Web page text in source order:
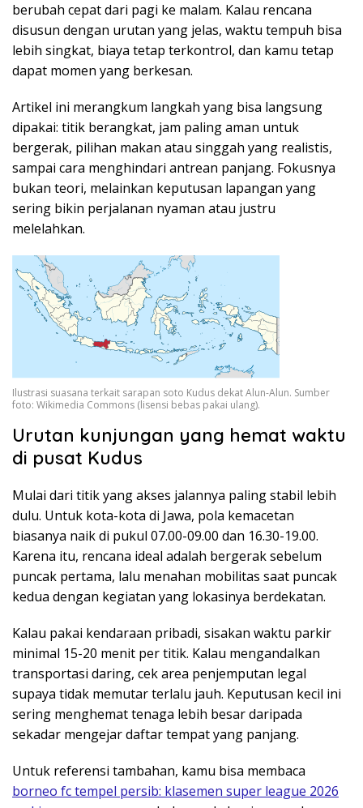
berubah cepat dari pagi ke malam. Kalau rencana
disusun dengan urutan yang jelas, waktu tempuh bisa
lebih singkat, biaya tetap terkontrol, dan kamu tetap
dapat momen yang berkesan.
Artikel ini merangkum langkah yang bisa langsung
dipakai: titik berangkat, jam paling aman untuk
bergerak, pilihan makan atau singgah yang realistis,
sampai cara menghindari antrean panjang. Fokusnya
bukan teori, melainkan keputusan lapangan yang
sering bikin perjalanan nyaman atau justru
melelahkan.
Ilustrasi suasana terkait sarapan soto Kudus dekat Alun-Alun. Sumber
foto: Wikimedia Commons (lisensi bebas pakai ulang).
Urutan kunjungan yang hemat waktu
di pusat Kudus
Mulai dari titik yang akses jalannya paling stabil lebih
dulu. Untuk kota-kota di Jawa, pola kemacetan
biasanya naik di pukul 07.00-09.00 dan 16.30-19.00.
Karena itu, rencana ideal adalah bergerak sebelum
puncak pertama, lalu menahan mobilitas saat puncak
kedua dengan kegiatan yang lokasinya berdekatan.
Kalau pakai kendaraan pribadi, sisakan waktu parkir
minimal 15-20 menit per titik. Kalau mengandalkan
transportasi daring, cek area penjemputan legal
supaya tidak memutar terlalu jauh. Keputusan kecil ini
sering menghemat tenaga lebih besar daripada
sekadar mengejar daftar tempat yang panjang.
Untuk referensi tambahan, kamu bisa membaca
borneo fc tempel persib: klasemen super league 2026